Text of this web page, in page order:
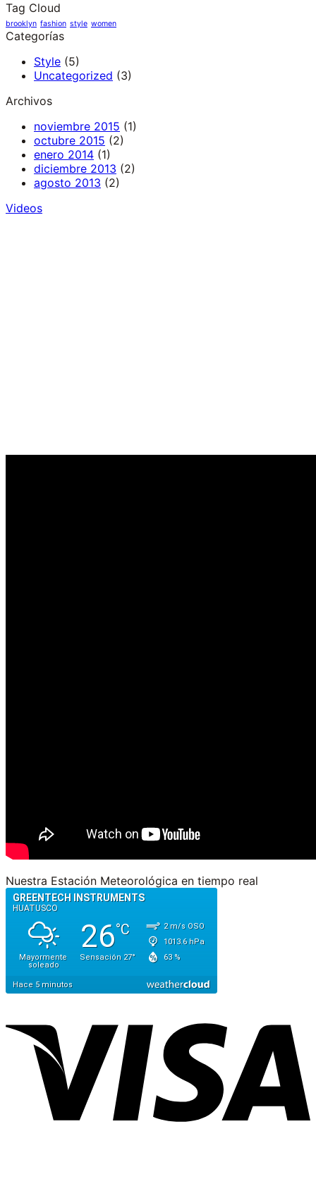
Tag Cloud
brooklyn fashion style women
Categorías
Style (5)
Uncategorized (3)
Archivos
noviembre 2015 (1)
octubre 2015 (2)
enero 2014 (1)
diciembre 2013 (2)
agosto 2013 (2)
Videos
Nuestra Estación Meteorológica en tiempo real